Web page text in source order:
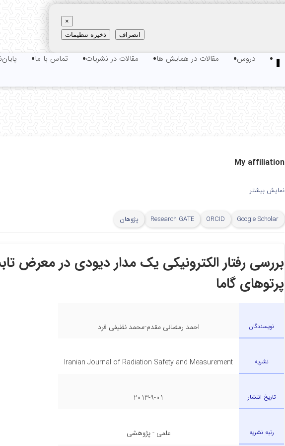
×
انصراف ذخیره تنظیمات
دروس مقالات در همایش ها مقالات در نشریات تماس با ما
My affiliation
گروه مهندسی سیستم های انرژی
دانشگاه کاشان
نمایش بیشتر
Google Scholar
ORCID
Research GATE پژوهان
بررسی رفتار الکترونیکی یک مدار دیودی در معرض
پرتوهای گاما
نویسندگان احمد رمضانی مقدم-محمد نظیفی فرد
نشریه Iranian Journal of Radiation Safety and Measurement
تاریخ انتشار 2013-9-01
رتبه نشریه علمی - پژوهشی